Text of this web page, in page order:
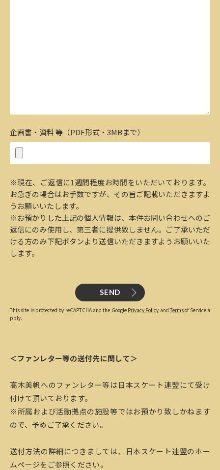
企画書・資料 等（PDF形式・3MBまで）
※現在、ご返信に1週間程度お時間をいただいております。
お急ぎの場合はお手数ですが、その旨ご記載いただきますよ
うお願いいたします。
※お預かりした上記の個人情報は、本件お問い合わせへのご
返信にのみ使用し、第三者に提供致しません。ご了承いただ
ける方のみ下記ボタンより送信いただきますようお願いいた
します。
SEND
This site is protected by reCAPTCHA and the Google Privacy Policy andTermsof Service a
pply.
＜ファンレター等の送付先に関して＞
髙木美帆へのファンレター等は日本スケート連盟にて受け
付けて頂いております。
※所属および活動拠点の施設等ではお預かり致しかねます
ので、予めご了承ください。
送付方法の詳細につきましては、日本スケート連盟のホー
ムページをご参照ください。